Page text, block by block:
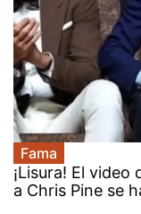
Fama
¡Lisura! El video
a Chris Pine se